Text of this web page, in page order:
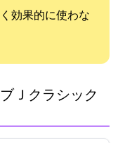
効果的に使わな
クラシックGC)